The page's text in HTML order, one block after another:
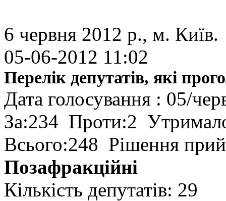
6 червня 2012 р., м. Київ.
05-06-2012 11:02
Перелік депутатів, які
Дата голосування : 05/
За:234 Проти:2
Всього:248 Рішення
Позафракційні
Кількість депутатів: 29